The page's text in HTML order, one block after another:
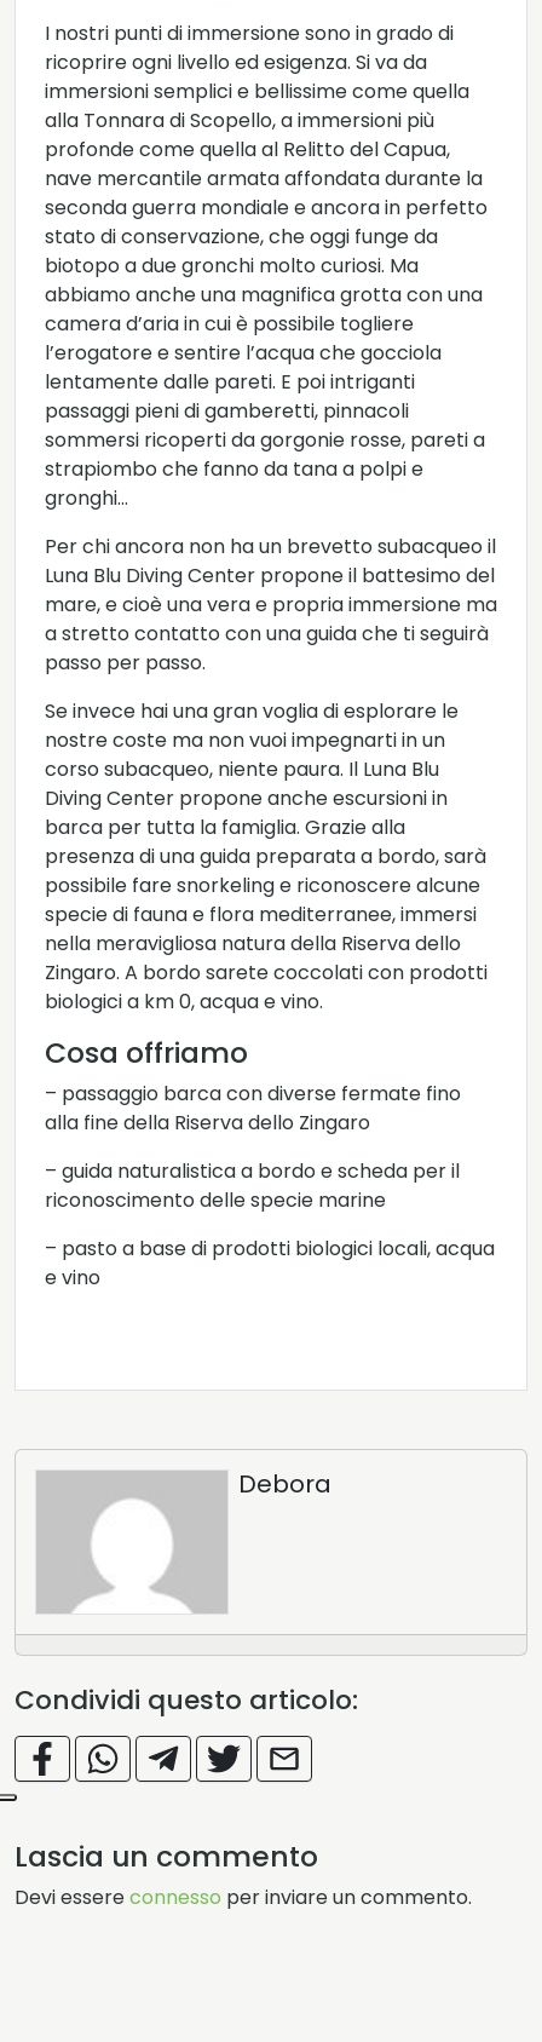
I nostri punti di immersione sono in grado di
ricoprire ogni livello ed esigenza. Si va da
immersioni semplici e bellissime come quella
alla Tonnara di Scopello, a immersioni più
profonde come quella al Relitto del Capua,
nave mercantile armata affondata durante la
seconda guerra mondiale e ancora in perfetto
stato di conservazione, che oggi funge da
biotopo a due gronchi molto curiosi. Ma
abbiamo anche una magnifica grotta con una
camera d’aria in cui è possibile togliere
l’erogatore e sentire l’acqua che gocciola
lentamente dalle pareti. E poi intriganti
passaggi pieni di gamberetti, pinnacoli
sommersi ricoperti da gorgonie rosse, pareti a
strapiombo che fanno da tana a polpi e
gronghi…
Per chi ancora non ha un brevetto subacqueo il
Luna Blu Diving Center propone il battesimo del
mare, e cioè una vera e propria immersione ma
a stretto contatto con una guida che ti seguirà
passo per passo.
Se invece hai una gran voglia di esplorare le
nostre coste ma non vuoi impegnarti in un
corso subacqueo, niente paura. Il Luna Blu
Diving Center propone anche escursioni in
barca per tutta la famiglia. Grazie alla
presenza di una guida preparata a bordo, sarà
possibile fare snorkeling e riconoscere alcune
specie di fauna e flora mediterranee, immersi
nella meravigliosa natura della Riserva dello
Zingaro. A bordo sarete coccolati con prodotti
biologici a km 0, acqua e vino.
Cosa offriamo
– passaggio barca con diverse fermate fino
alla fine della Riserva dello Zingaro
– guida naturalistica a bordo e scheda per il
riconoscimento delle specie marine
– pasto a base di prodotti biologici locali, acqua
e vino
Debora
Condividi questo articolo:
Lascia un commento
Devi essereconnesso per inviare un commento.